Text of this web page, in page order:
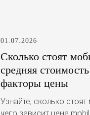
01.07.2026
Сколько стоят
средняя
факторы цены
Узнайте, сколько